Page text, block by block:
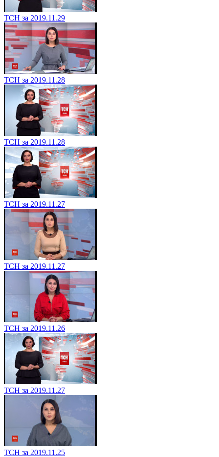
ТСН за 2019.11.29
ТСН за 2019.11.28
ТСН за 2019.11.28
ТСН за 2019.11.27
ТСН за 2019.11.27
ТСН за 2019.11.26
ТСН за 2019.11.27
ТСН за 2019.11.25